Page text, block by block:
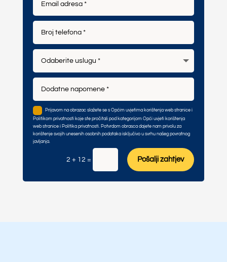
Prijavom na obrazac slažete se s Općim uvjetima korištenja web stranice i
Politikom privatnosti koje ste pročitali pod kategorijom Opći uvjeti korištenja
web stranice i Politika privatnosti. Potvrdom obrasca dajete nam privolu za
korištenje svojih unesenih osobnih podataka isključivo u svrhu našeg povratnog
javljanja.
2 + 12 = Pošalji zahtjev